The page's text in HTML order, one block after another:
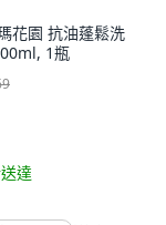
花園 抗油蓬鬆洗
1瓶
達